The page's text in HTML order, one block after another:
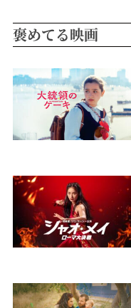
褒めてる映画